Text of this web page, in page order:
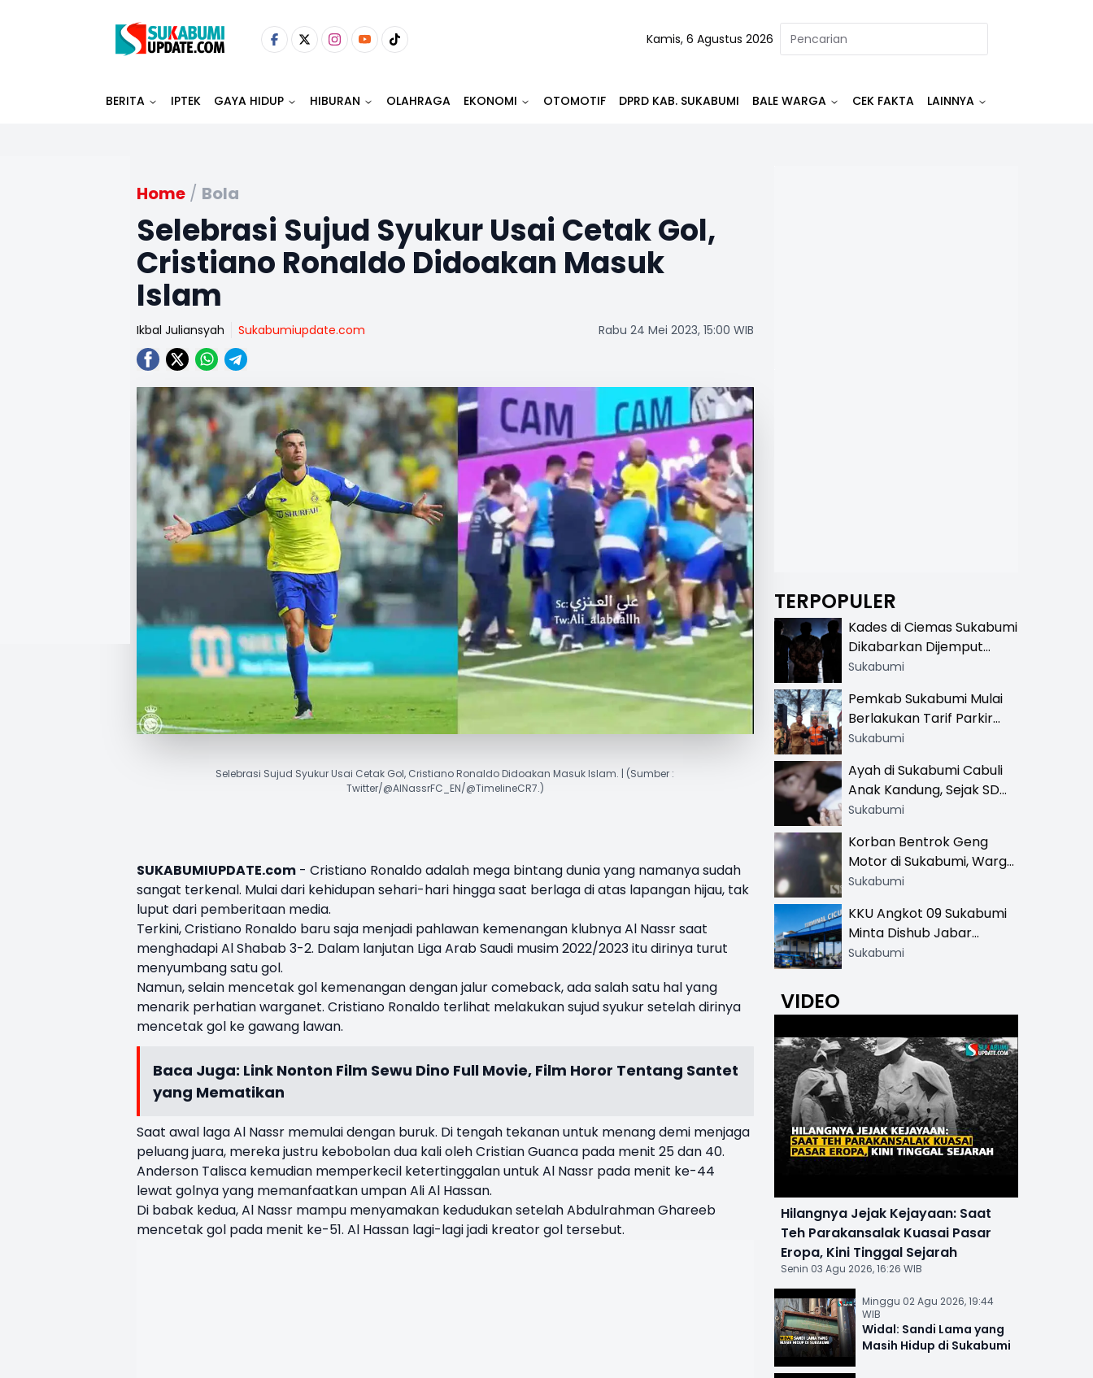
Kamis, 6 Agustus 2026
BERITA IPTEK GAYA HIDUP HIBURAN OLAHRAGA EKONOMI OTOMOTIF DPRD KAB. SUKABUMI BALE WARGA CEK FAKTA LAINNYA
Home / Bola
Selebrasi Sujud Syukur Usai Cetak Gol,
Cristiano Ronaldo Didoakan Masuk
Islam
Ikbal Juliansyah Sukabumiupdate.com Rabu 24 Mei 2023, 15:00 WIB
Selebrasi Sujud Syukur Usai Cetak Gol, Cristiano Ronaldo Didoakan Masuk Islam. | (Sumber :
Twitter/@AlNassrFC_EN/@TimelineCR7.)
SUKABUMIUPDATE.com - Cristiano Ronaldoadalah mega bintang dunia yang namanya sudah
sangat terkenal. Mulai dari kehidupan sehari-hari hingga saat berlaga di atas lapangan hijau, tak
luput dari pemberitaan media.
Terkini, Cristiano Ronaldo baru saja menjadi pahlawan kemenangan klubnyaAl Nassrsaat
menghadapi Al Shabab 3-2. Dalam lanjutan Liga Arab Saudi musim 2022/2023 itu dirinya turut
menyumbang satu gol.
Namun, selain mencetak gol kemenangan dengan jalur comeback, ada salah satu hal yang
menarik perhatian warganet. Cristiano Ronaldo terlihat melakukan sujud syukur setelah dirinya
mencetak gol ke gawang lawan.
Baca Juga: Link Nonton Film Sewu Dino Full Movie, Film Horor Tentang Santet
yang Mematikan
Saat awal laga Al Nassr memulai dengan buruk. Di tengah tekanan untuk menang demi menjaga
peluang juara, mereka justru kebobolan dua kali oleh Cristian Guanca pada menit 25 dan 40.
Anderson Talisca kemudian memperkecil ketertinggalan untuk Al Nassr pada menit ke-44
lewat golnya yang memanfaatkan umpan Ali Al Hassan.
Di babak kedua, Al Nassr mampu menyamakan kedudukan setelah Abdulrahman Ghareeb
mencetak gol pada menit ke-51. Al Hassan lagi-lagi jadi kreator gol tersebut.
TERPOPULER
Kades di Ciemas Sukabumi
Dikabarkan Dijemput
Satnarkoba, Polisi
Sukabumi
Pemkab Sukabumi Mulai
Berlakukan Tarif Parkir
Resmi di 13 Lokasi Wisata,
Khusus
Sukabumi
Ayah di Sukabumi Cabuli
Anak Kandung, Sejak SD
Hingga SMA
Sukabumi
Korban Bentrok Geng
Motor di Sukabumi, Warga
dan Sopir Tangki
Sukabumi
KKU Angkot 09 Sukabumi
Minta Dishub Jabar
Tertibkan Trayek Ciawi-
Sukabumi
VIDEO
Hilangnya Jejak Kejayaan: Saat
Teh Parakansalak Kuasai Pasar
Eropa, Kini Tinggal Sejarah
Senin 03 Agu 2026, 16:26 WIB
Minggu 02 Agu 2026, 19:44
WIB
Widal: Sandi Lama yang
Masih Hidup di Sukabumi